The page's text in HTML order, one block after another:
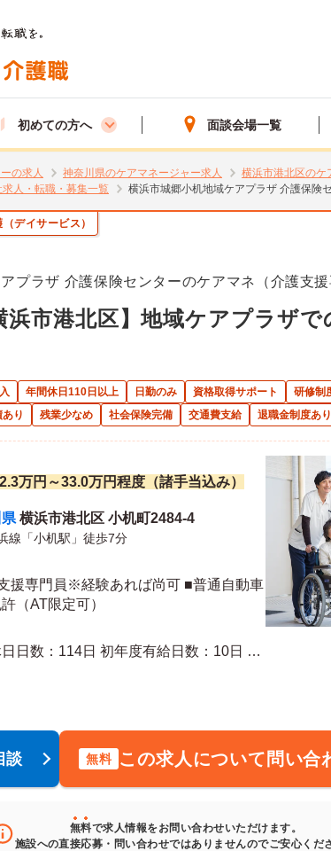
初めての方へ 面談会場一覧
の求人 神奈川県のケアマネージャー求人
横浜市港北区のケ
人・転職・募集一覧
横浜市城郷小机地域ケアプラザ 介護保険
デイサービス）
プラザ 介護保険センターのケアマネ（介護支援
浜市港北区】地域ケアプラザ
年間休日110日以上 日勤のみ 資格取得サポート
研修制
り
残業少なめ 社会保険完備 交通費支給 退職金制度あり
万円～33.0万円程度（諸手当込み）
横浜市港北区 小机町2484-4
線「小机駅」徒歩7分
援専門員※経験あれば尚可 ■普通自動車
（AT限定可）
日 初年度有給日数：10日 最
談 無料 この求人について問い合
無料で求人情報をお問い合わせいただけます。
施設への直接応募・問い合わせではありませんのでご安心くだ